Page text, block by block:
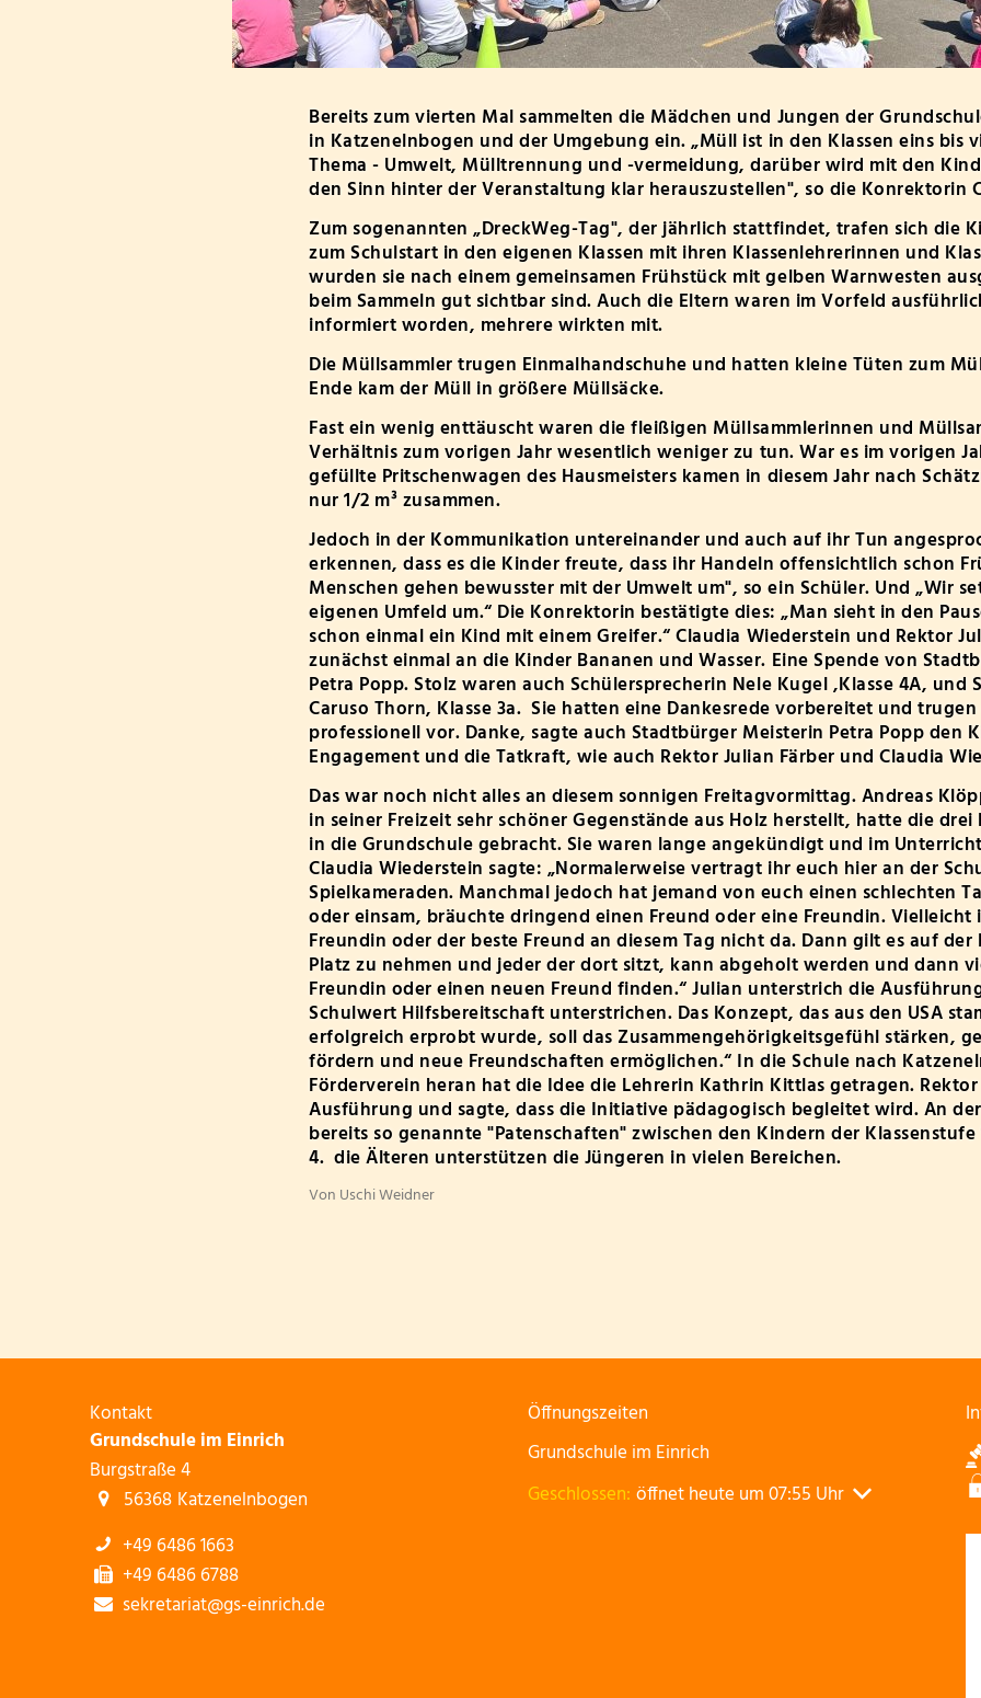
Klasse 4b
Klasse 4c
Arbeitsgemeinschaften
Bereits zum vierten Mal sammelten die Mädchen und Jungen der
in Katzenelnbogen und der Umgebung ein. „Müll ist in den Klassen eins bis
Thema - Umwelt, Mülltrennung und -vermeidung, darüber wird mit den
den Sinn hinter der Veranstaltung klar herauszustellen", so die Konrektorin
Zum sogenannten „DreckWeg-Tag", der jährlich stattfindet, trafen sich die
zum Schulstart in den eigenen Klassen mit ihren Klassenlehrerinnen und
wurden sie nach einem gemeinsamen Frühstück mit gelben Warnwesten
beim Sammeln gut sichtbar sind. Auch die Eltern waren im Vorfeld
informiert worden, mehrere wirkten mit.
Die Müllsammler trugen Einmalhandschuhe und hatten kleine Tüten zum
Ende kam der Müll in größere Müllsäcke.
Fast ein wenig enttäuscht waren die fleißigen Müllsammlerinnen und
Verhältnis zum vorigen Jahr wesentlich weniger zu tun. War es im vorigen
gefüllte Pritschenwagen des Hausmeisters kamen in diesem Jahr nach
nur 1/2 m³ zusammen.
Jedoch in der Kommunikation untereinander und auch auf ihr Tun
erkennen, dass es die Kinder freute, dass ihr Handeln offensichtlich schon
Menschen gehen bewusster mit der Umwelt um", so ein Schüler. Und „Wir
eigenen Umfeld um.“ Die Konrektorin bestätigte dies: „Man sieht in den
schon einmal ein Kind mit einem Greifer.“ Claudia Wiederstein und Rektor
zunächst einmal an die Kinder Bananen und Wasser. Eine Spende von
Petra Popp. Stolz waren auch Schülersprecherin Nele Kugel ,Klasse 4A, und
Caruso Thorn, Klasse 3a. Sie hatten eine Dankesrede vorbereitet und
professionell vor. Danke, sagte auch Stadtbürger Meisterin Petra Popp den
Engagement und die Tatkraft, wie auch Rektor Julian Färber und Claudia
Das war noch nicht alles an diesem sonnigen Freitagvormittag. Andreas
in seiner Freizeit sehr schöner Gegenstände aus Holz herstellt, hatte die
in die Grundschule gebracht. Sie waren lange angekündigt und im
Claudia Wiederstein sagte: „Normalerweise vertragt ihr euch hier an der
Spielkameraden. Manchmal jedoch hat jemand von euch einen schlechten
oder einsam, bräuchte dringend einen Freund oder eine Freundin. Vielleicht
Freundin oder der beste Freund an diesem Tag nicht da. Dann gilt es auf
Platz zu nehmen und jeder der dort sitzt, kann abgeholt werden und dann
Freundin oder einen neuen Freund finden.“ Julian unterstrich die
Schulwert Hilfsbereitschaft unterstrichen. Das Konzept, das aus den USA
erfolgreich erprobt wurde, soll das Zusammengehörigkeitsgefühl stärken,
fördern und neue Freundschaften ermöglichen.“ In die Schule nach
Förderverein heran hat die Idee die Lehrerin Kathrin Kittlas getragen.
Ausführung und sagte, dass die Initiative pädagogisch begleitet wird. An
bereits so genannte "Patenschaften" zwischen den Kindern der Klassenstufe
4. die Älteren unterstützen die Jüngeren in vielen Bereichen.
Von Uschi Weidner
Kontakt
Grundschule im Einrich
Burgstraße 4
56368 Katzenelnbogen
+49 6486 1663
+49 6486 6788
sekretariat@gs-einrich.de
Öffnungszeiten
Grundschule im Einrich
Klicken, um weitere Öffnungs- oder Schließzeiten
Geschlossen: öffnet heute um 07:55 Uhr